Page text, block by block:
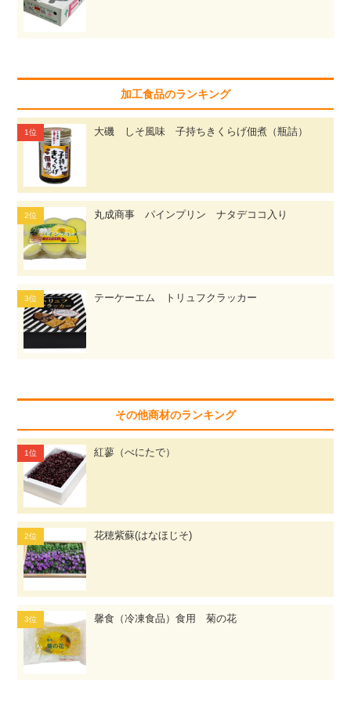
加工食品のランキング
大磯 しそ風味 子持ちきくらげ佃煮（瓶詰）
丸成商事 パインプリン ナタデココ入り
テーケーエム トリュフクラッカー
その他商材のランキング
紅蓼（べにたで）
花穂紫蘇(はなほじそ)
馨食（冷凍食品）食用 菊の花